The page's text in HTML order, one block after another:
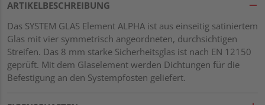
ARTIKELBESCHREIBUNG
Das SYSTEM GLAS Element ALPHA ist aus einseitig satiniertem
Glas mit vier symmetrisch angeordneten, durchsichtigen
Streifen. Das 8 mm starke Sicherheitsglas ist nach EN 12150
geprüft. Mit dem Glaselement werden Dichtungen für die
Befestigung an den Systempfosten geliefert.